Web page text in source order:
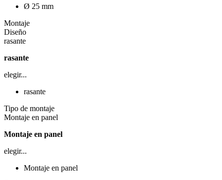
Ø 25 mm
Montaje
Diseño
rasante
rasante
elegir...
rasante
Tipo de montaje
Montaje en panel
Montaje en panel
elegir...
Montaje en panel